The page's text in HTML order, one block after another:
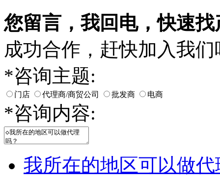
您留言，我回电，快速找
成功合作，赶快加入我们
*咨询主题:
门店 代理商/商贸公司 批发商 电商
*咨询内容:
我所在的地区可以做